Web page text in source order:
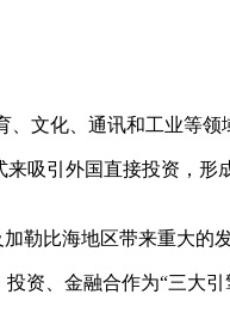
文化、通讯和工业等领
吸引外国直接投资，形
勒比海地区带来重大的发
资、金融合作为“三大引